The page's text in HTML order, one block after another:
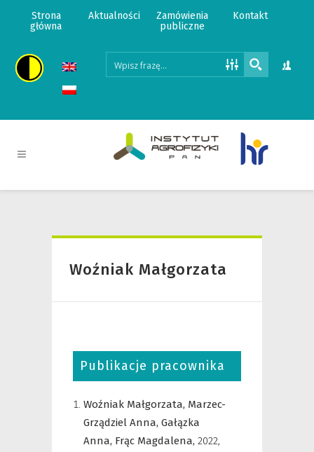
Strona
główna
Aktualności
Zamówienia
publiczne
Kontakt
Woźniak Małgorzata
Publikacje pracownika
Woźniak Małgorzata, Marzec-
Grządziel Anna, Gałązka
Anna, Frąc Magdalena, 2022,